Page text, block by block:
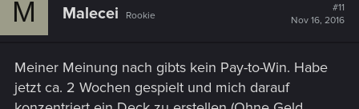
M Malecei Rookie
#11
Nov 16, 2016
Meiner Meinung nach gibts kein Pay-to-Win. Habe
jetzt ca. 2 Wochen gespielt und mich darauf